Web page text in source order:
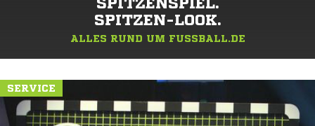
SPITZENSPIEL.
SPITZEN-LOOK.
ALLES RUND UM FUSSBALL.DE
SERVICE